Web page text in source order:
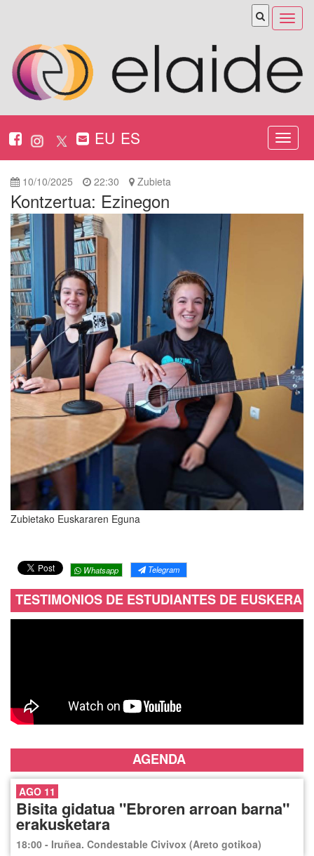
Abrir
menú
EU ES
ireki
10/10/2025
22:30 Zubieta
Kontzertua: Ezinegon
Zubietako Euskararen Eguna
Whatsapp Telegram
TESTIMONIOS DE ESTUDIANTES DE EUSKERA
AGENDA
AGO 11
Bisita gidatua "Ebroren arroan barna"
erakusketara
18:00 - Iruñea. Condestable Civivox (Areto gotikoa)